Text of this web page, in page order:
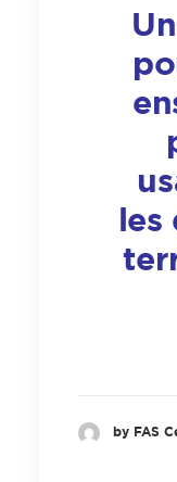
les
by FAS